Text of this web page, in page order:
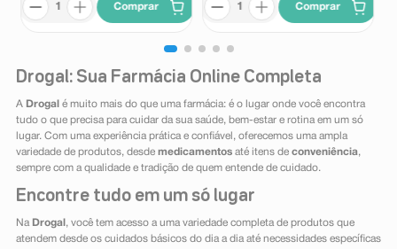
Comprar Comprar
Drogal: Sua Farmácia Online Completa
A Drogal é muito mais do que uma farmácia: é o lugar onde você encontra
tudo o que precisa para cuidar da sua saúde, bem-estar e rotina em um só
lugar. Com uma experiência prática e confiável, oferecemos uma ampla
variedade de produtos, desde medicamentosaté itens de conveniência,
sempre com a qualidade e tradição de quem entende de cuidado.
Encontre tudo em um só lugar
Na Drogal , você tem acesso a uma variedade completa de produtos que
atendem desde os cuidados básicos do dia a dia até necessidades específicas